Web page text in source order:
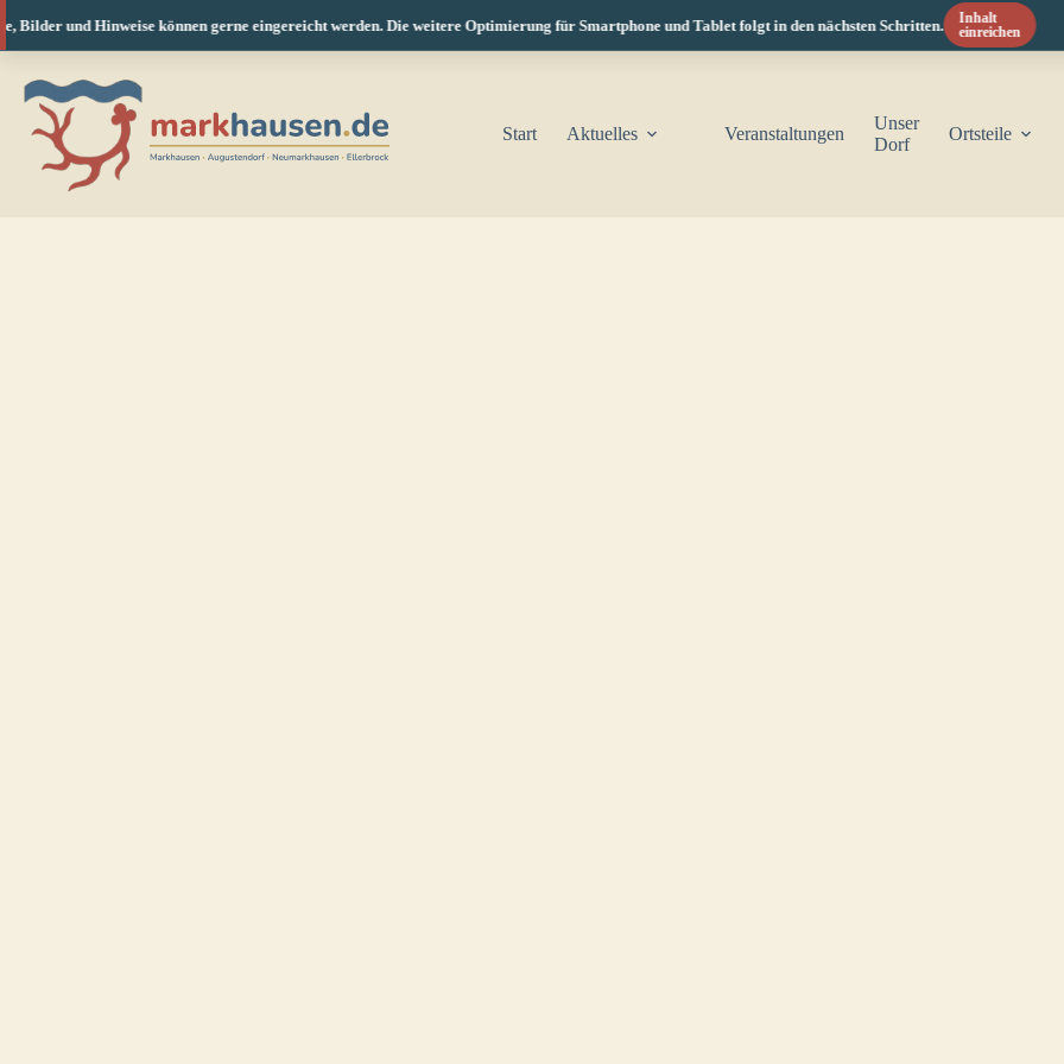
und Hinweise können gerne eingereicht werden. Die weitere Optimierung für Smartphone und Tablet folgt in den nächsten Schritten.
Inhalt
einreichen
Inhalt
springen
Start
Aktuelles Veranstaltungen
Unser
Dorf
Ortsteile